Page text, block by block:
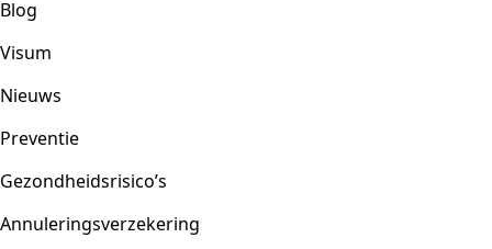
Blog
Visum
Nieuws
Preventie
Gezondheidsrisico’s
Annuleringsverzekering